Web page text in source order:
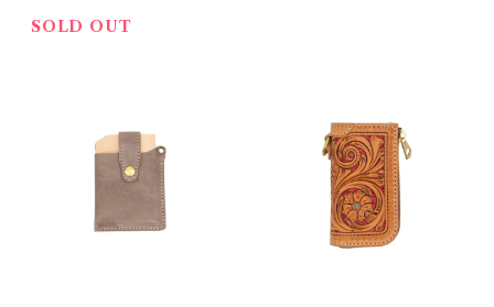
SOLD OUT